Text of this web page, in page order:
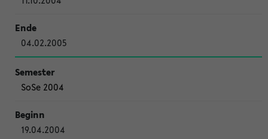
04.02.2005
SoSe 2004
19.04.2004